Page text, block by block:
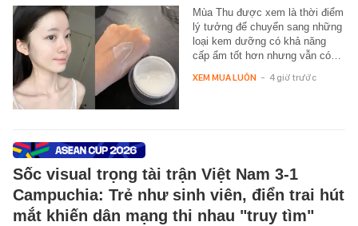
Mùa Thu được xem là thời điểm
lý tưởng để chuyển sang những
loại kem dưỡng có khả năng
cấp ẩm tốt hơn nhưng vẫn có…
XEM MUA LUÔN - 4 giờ trước
Sốc visual trọng tài trận Việt Nam 3-1
Campuchia: Trẻ như sinh viên, điển trai hút
mắt khiến dân mạng thi nhau "truy tìm"